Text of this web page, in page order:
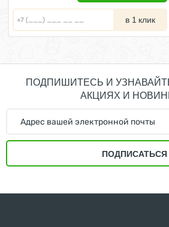
в 1 клик
ПОДПИШИТЕСЬ И
АКЦИЯХ И
ПОДПИСАТЬСЯ